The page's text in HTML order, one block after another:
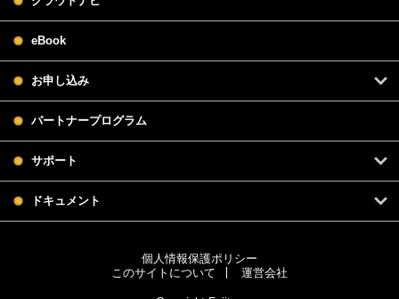
eBook
お申し込み
パートナープログラム
サポート
ドキュメント
個人情報保護ポリシー
このサイトについて
運営会社